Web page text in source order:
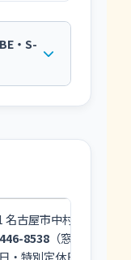
・S-
名古屋市中村区松原町
8538 （窓口：9:30
・特別定休日